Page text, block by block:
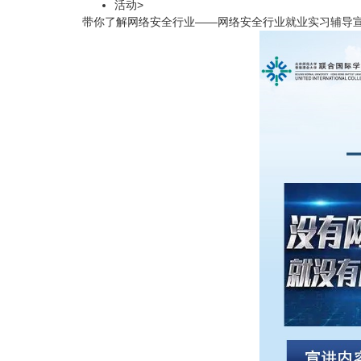
活动>
带你了解网络安全行业——网络安全行业就业实习辅导